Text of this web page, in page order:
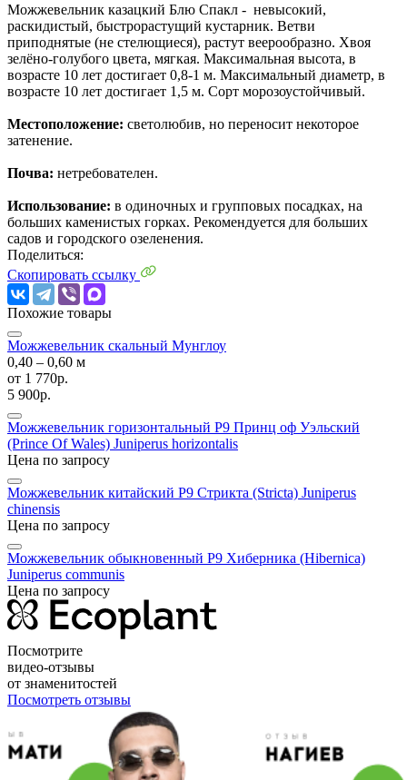
Можжевельник казацкий Блю Спакл - невысокий,
раскидистый, быстрорастущий кустарник. Ветви
приподнятые (не стелющиеся), растут веерообразно. Хвоя
зелёно-голубого цвета, мягкая. Максимальная высота, в
возрасте 10 лет достигает 0,8-1 м. Максимальный диаметр, в
возрасте 10 лет достигает 1,5 м. Сорт морозоустойчивый.
Местоположение: светолюбив, но переносит некоторое
затенение.
Почва: нетребователен.
Использование: в одиночных и групповых посадках, на
больших каменистых горках. Рекомендуется для больших
садов и городского озеленения.
Поделиться:
Скопировать ссылку
Похожие товары
Можжевельник скальный Мунглоу
0,40 ‒ 0,60 м
от 1 770р.
5 900р.
Можжевельник горизонтальный P9 Принц оф Уэльский
(Prince Of Wales) Juniperus horizontalis
Цена по запросу
Можжевельник китайский P9 Стрикта (Stricta) Juniperus
chinensis
Цена по запросу
Можжевельник обыкновенный P9 Хиберника (Hibernica)
Juniperus communis
Цена по запросу
Посмотрите
видео-отзывы
от знаменитостей
Посмотреть отзывы